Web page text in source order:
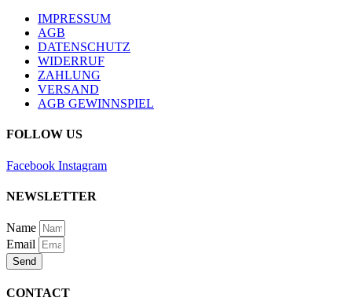
IMPRESSUM
AGB
DATENSCHUTZ
WIDERRUF
ZAHLUNG
VERSAND
AGB GEWINNSPIEL
FOLLOW US
Facebook Instagram
NEWSLETTER
Name
Email
Send
CONTACT